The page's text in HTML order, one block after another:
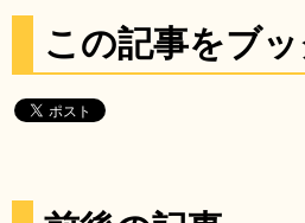
この記事をブ